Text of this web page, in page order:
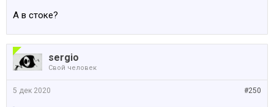
А в стоке?
sergio
Свой человек
#250
5 дек 2020